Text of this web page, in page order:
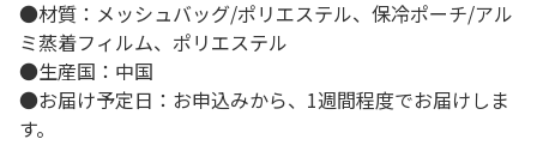
●材質：メッシュバッグ/ポリエステル、保冷ポーチ/アル
ミ蒸着フィルム、ポリエステル
●生産国：中国
●お届け予定日：お申込みから、1週間程度でお届けしま
す。